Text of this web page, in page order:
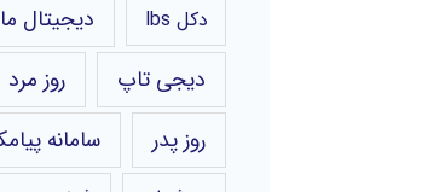
دکل lbs
دیجیتال
دیجی تاپ
روز مرد
روز پدر
سامانه